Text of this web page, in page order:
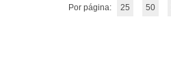
Por página: 25 50